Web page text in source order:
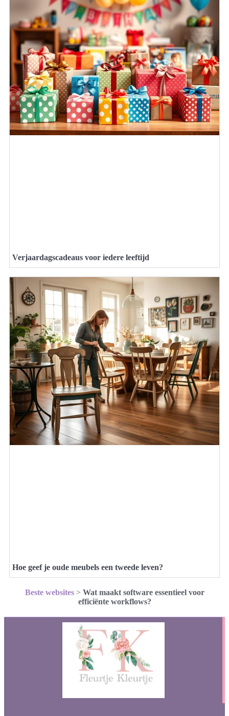
Verjaardagscadeaus voor iedere leeftijd
Hoe geef je oude meubels een tweede leven?
Beste websites> Wat maakt software essentieel voor
efficiënte workflows?